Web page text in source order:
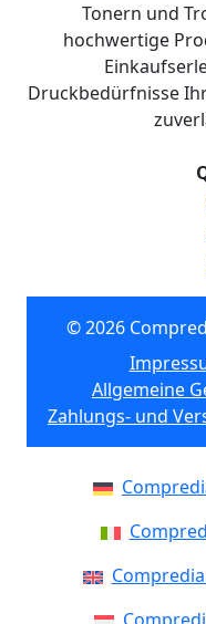
Tonern und
hochwertige
Druckbedürfnisse
© 2026
Allgemeine
Zahlungs- und